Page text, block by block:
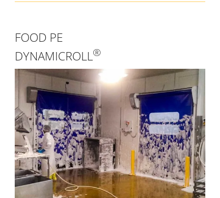
FOOD PE
DYNAMICROLL®